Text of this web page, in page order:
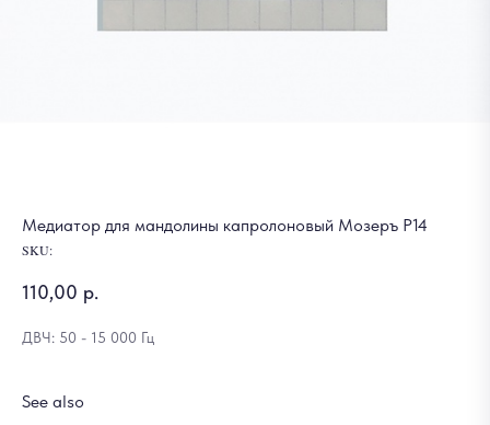
Медиатор для мандолины капролоновый Мозеръ Р14
SKU:
110,00 р.
ДВЧ: 50 - 15 000 Гц
See also